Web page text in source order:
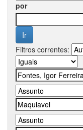
por
Filtros correntes: